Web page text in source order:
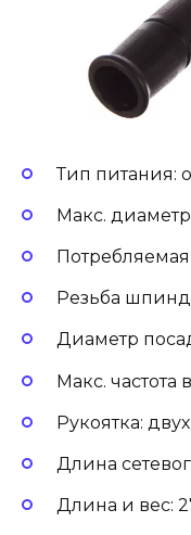
Тип питания:
Макс.
Резьба
Диаметр
Макс.
Рукоятка:
Длина
Длина и вес: